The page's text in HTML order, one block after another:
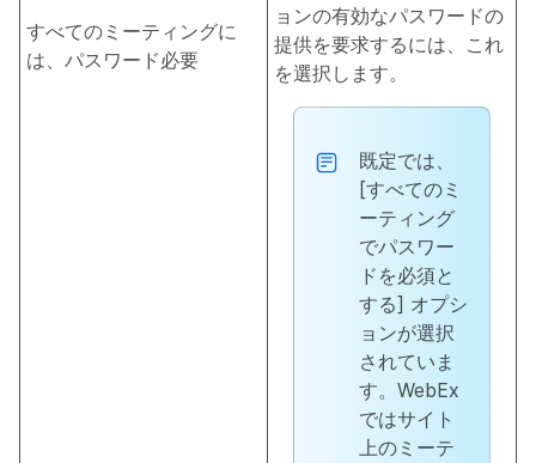
すべてのミーティングに
は、パスワード必要
ョンの有効なパスワードの
提供を要求するには、これ
を選択します。
既定では、
[すべてのミ
ーティング
でパスワー
ドを必須と
する] オプシ
ョンが選択
されていま
す。 WebEx
ではサイト
上のミーテ